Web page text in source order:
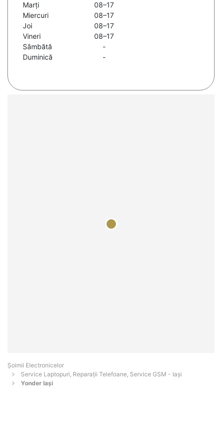
Marți
08–17
Miercuri
08–17
Joi
08–17
Vineri
08–17
Sâmbătă
-
Duminică
-
Șoimii Electronicelor
Service Laptopuri, Reparații Telefoane, Service GSM - Iaşi
Yonder Iași